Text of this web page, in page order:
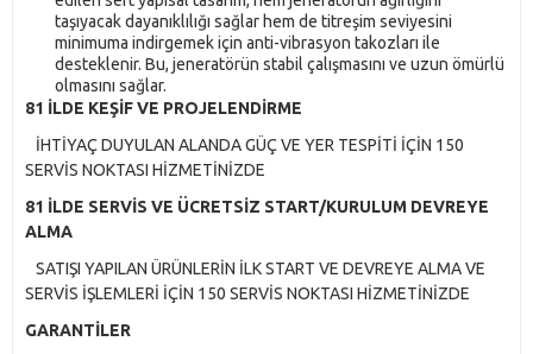
taşıyacak dayanıklılığı sağlar hem de titreşim seviyesini
minimuma indirgemek için anti-vibrasyon takozları ile
desteklenir. Bu, jeneratörün stabil çalışmasını ve uzun ömürlü
olmasını sağlar.
81 İLDE KEŞİF VE PROJELENDİRME
İHTİYAÇ DUYULAN ALANDA GÜÇ VE YER TESPİTİ İÇİN 150
SERVİS NOKTASI HİZMETİNİZDE
81 İLDE SERVİS VE ÜCRETSİZ START/KURULUM DEVREYE
ALMA
SATIŞI YAPILAN ÜRÜNLERİN İLK START VE DEVREYE ALMA VE
SERVİS İŞLEMLERİ İÇİN 150 SERVİS NOKTASI HİZMETİNİZDE
GARANTİLER